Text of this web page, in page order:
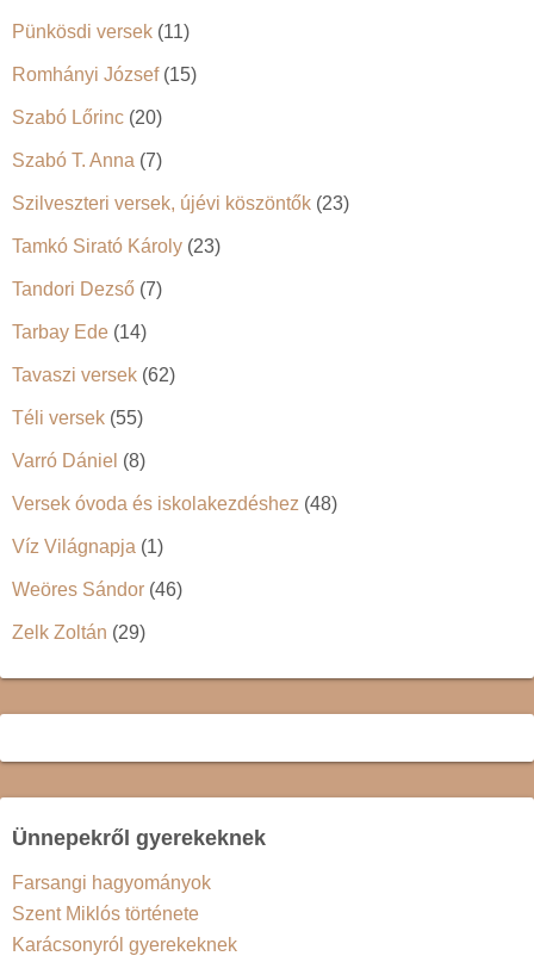
Pünkösdi versek (11)
Romhányi József(15)
Szabó Lőrinc (20)
Szabó T. Anna (7)
Szilveszteri versek, újévi köszöntők (23)
Tamkó Sirató Károly (23)
Tandori Dezső (7)
Tarbay Ede (14)
Tavaszi versek (62)
Téli versek (55)
Varró Dániel (8)
Versek óvoda és iskolakezdéshez (48)
Víz Világnapja (1)
Weöres Sándor (46)
Zelk Zoltán (29)
Ünnepekről gyerekeknek
Farsangi hagyományok
Szent Miklós története
Karácsonyról gyerekeknek